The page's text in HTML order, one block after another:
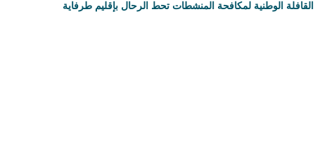
القافلة الوطنية لمكافحة المنشطات تحط الرحال بإقليم طرفاية